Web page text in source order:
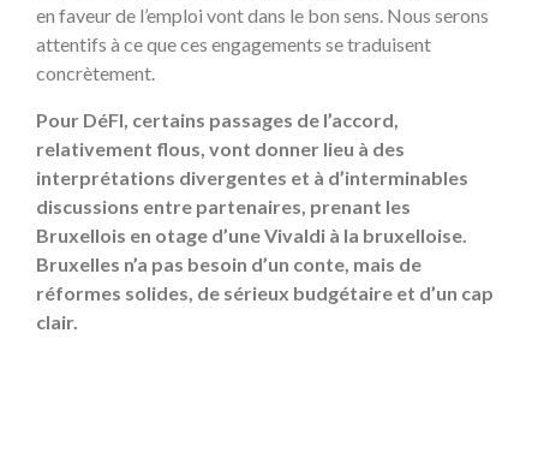
en faveur de l’emploi vont dans le bon sens. Nous serons
attentifs à ce que ces engagements se traduisent
concrètement.
Pour DéFI, certains passages de l’accord,
relativement flous, vont donner lieu à des
interprétations divergentes et à d’interminables
discussions entre partenaires, prenant les
Bruxellois en otage d’une Vivaldi à la bruxelloise.
Bruxelles n’a pas besoin d’un conte, mais de
réformes solides, de sérieux budgétaire et d’un cap
clair.